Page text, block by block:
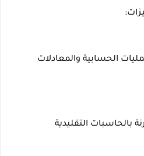
الحسابية والمعادلات
بالحاسبات التقليدية